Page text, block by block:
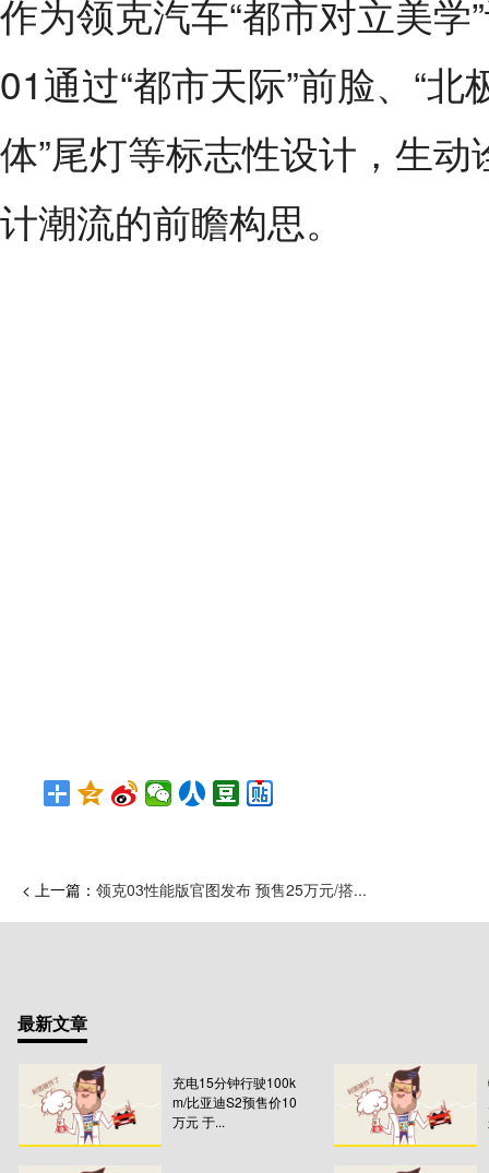
作为领克汽车“都市对立美
01通过“都市天际”前脸、“
体”尾灯等标志性设计，生
计潮流的前瞻构思。
< 上一篇： 领克03性能版官图发布 预售25万元/搭...
最新文章
充电15分钟行驶100k
m/比亚迪S2预售价10
万元 于...